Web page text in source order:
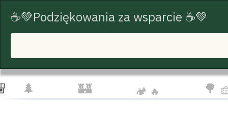
START TRASY ROWEROWE TURYSTYKA
☁️ 🦅
🌲 🏰 🏕️ 🔥 🌳
☕💚Podziękowania za wsparcie ☕💚